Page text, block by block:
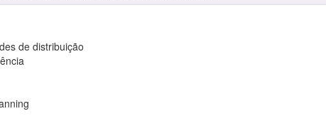
de distribuição